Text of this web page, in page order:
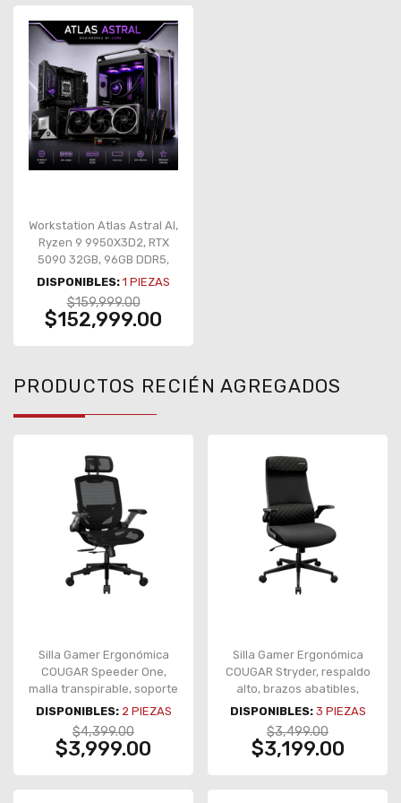
Workstation Atlas Astral AI,
Ryzen 9 9950X3D2, RTX
5090 32GB, 96GB DDR5,
SSD 2TB PCIe 5.0
DISPONIBLES: 1 PIEZAS
$159,999.00
$152,999.00
PRODUCTOS RECIÉN AGREGADOS
Silla Gamer Ergonómica
COUGAR Speeder One,
malla transpirable, soporte
lumbar, reposabrazos 2D,
negro – CGR-SPO-BLB
DISPONIBLES: 2PIEZAS
$4,399.00
$3,999.00
Silla Gamer Ergonómica
COUGAR Stryder, respaldo
alto, brazos abatibles,
negro – CGR-STD-BLB
DISPONIBLES: 3 PIEZAS
$3,499.00
$3,199.00